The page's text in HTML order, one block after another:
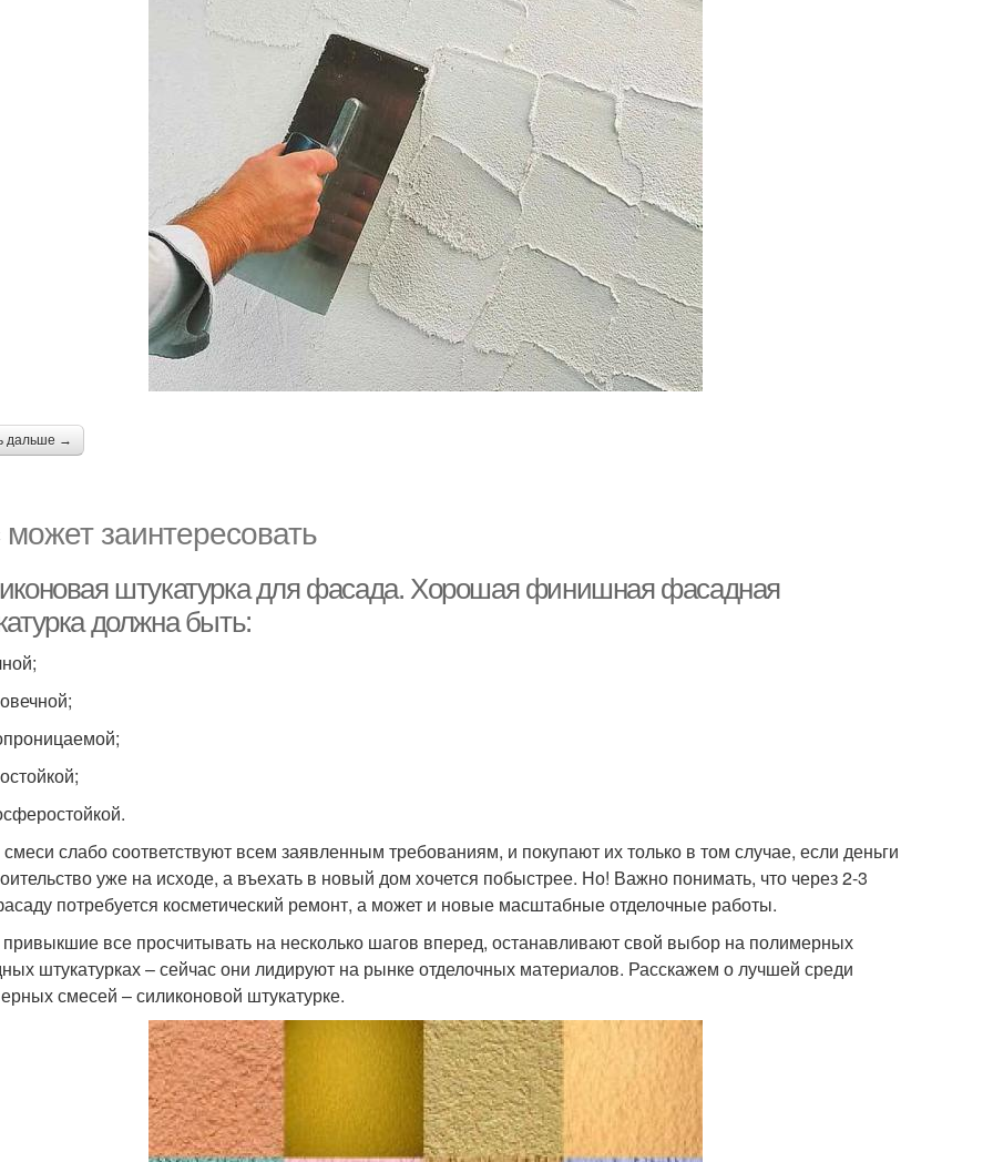
дальше →
заинтересовать
штукатурка для фасада. Хорошая финишная фасадная
должна быть:
слабо соответствуют всем заявленным требованиям, и покупают их только в том случае, если деньги
уже на исходе, а въехать в новый дом хочется побыстрее. Но! Важно понимать, что через 2-3
потребуется косметический ремонт, а может и новые масштабные отделочные работы.
все просчитывать на несколько шагов вперед, останавливают свой выбор на полимерных
штукатурках – сейчас они лидируют на рынке отделочных материалов. Расскажем о лучшей среди
смесей – силиконовой штукатурке.